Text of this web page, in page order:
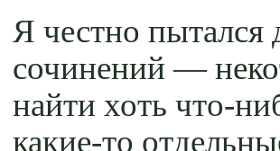
Я честно пытался
сочинений —
найти хоть что-
какие-то